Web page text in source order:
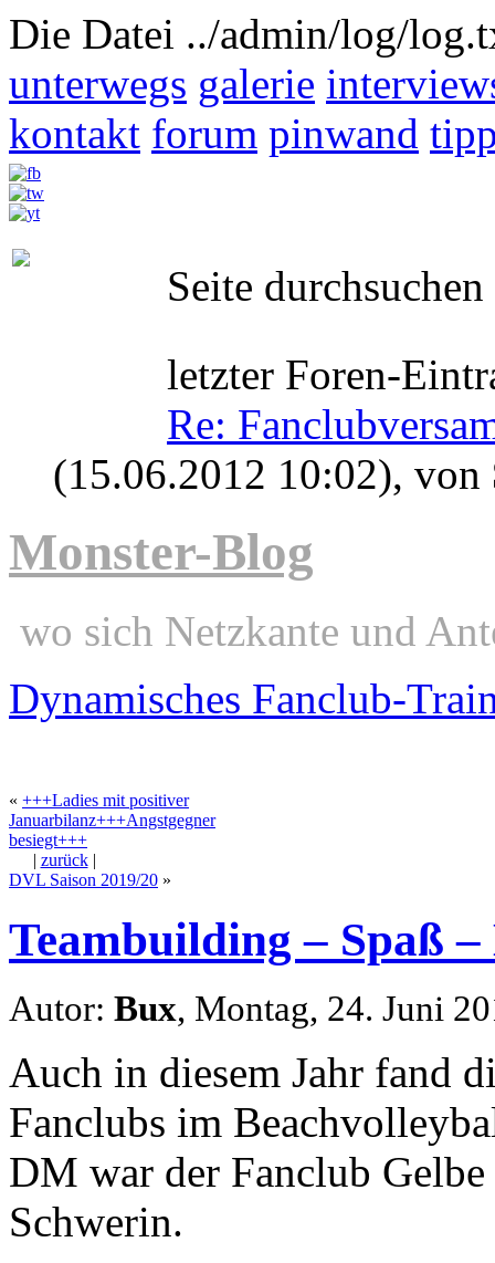
Die Datei ../admin/log/
unterwegs galerie
kontakt forum pinwand
Seite durchsuchen
letzter Foren-
Re:
(15.06.2012 10:02), von
Monster-Blog
wo sich Netzkante und
Dynamisches Fanclub-
« +++Ladies mit positiver
Januarbilanz+++Angstgegner
besiegt+++
| zurück|
DVL Saison 2019/20 »
Teambuilding – Spaß
Autor: Bux, Montag, 24. Juni
Auch in diesem Jahr fand
Fanclubs im
DM war der Fanclub Gelbe
Schwerin.